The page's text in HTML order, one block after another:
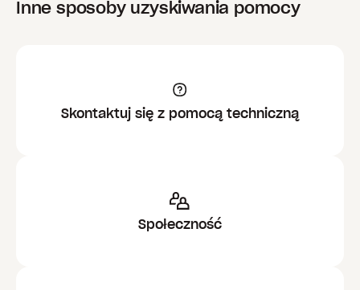
Inne sposoby uzyskiwania pomocy
Skontaktuj się z pomocą techniczną
Społeczność